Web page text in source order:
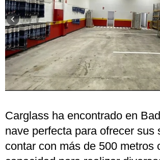
Carglass ha encontrado en
nave perfecta para ofrecer sus
contar con más de 500 metros